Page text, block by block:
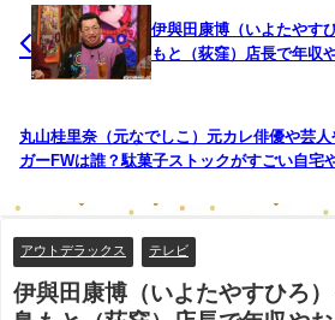
伊與田康博（いよたやす
もと（荻窪）店長で年収
丸山桂里奈（元なでしこ）元カレ俳優や芸
ガーFWは誰？駄菓子ストックがすごい自宅
アウトデラックス テレビ
伊與田康博（いよたやすひろ